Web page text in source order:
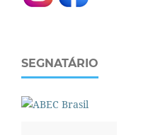
SEGNATÁRIO